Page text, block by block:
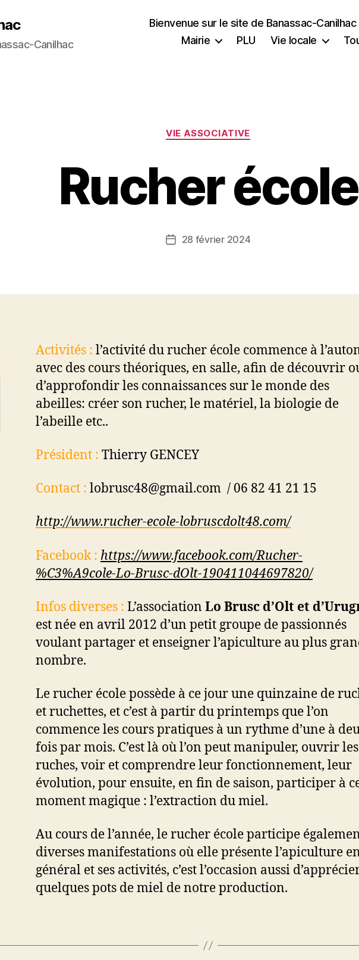
Canilhac
Bienvenue sur le site de Banassac-Canilhac
Mairie
PLU Vie locale
Catégories
VIE ASSOCIATIVE
Rucher école
Date28 février 2024
Activités : l’activité du rucher école commence à
avec des cours théoriques, en salle, afin de découvrir
d’approfondir les connaissances sur le monde des
abeilles: créer son rucher, le matériel, la biologie de
l’abeille etc..
Président : Thierry GENCEY
Contact : lobrusc48@gmail.com / 06 82 41 21 15
http://www.rucher-ecole-lobruscdolt48.com/
Facebook : https://www.facebook.com/Rucher-
%C3%A9cole-Lo-Brusc-dOlt-190411044697820/
Infos diverses : L’association Lo Brusc d’Olt et
est née en avril 2012 d’un petit groupe de passionnés
voulant partager et enseigner l’apiculture au plus
nombre.
Le rucher école possède à ce jour une quinzaine de
et ruchettes, et c’est à partir du printemps que l’on
commence les cours pratiques à un rythme d’une à
fois par mois. C’est là où l’on peut manipuler, ouvrir les
ruches, voir et comprendre leur fonctionnement, leur
évolution, pour ensuite, en fin de saison, participer à
moment magique : l’extraction du miel.
Au cours de l’année, le rucher école participe
diverses manifestations où elle présente l’apiculture
général et ses activités, c’est l’occasion aussi
quelques pots de miel de notre production.